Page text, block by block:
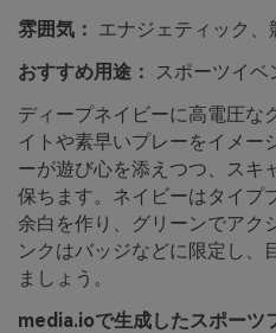
雰囲気： エナジェティック、
おすすめ用途： スポーツイベ
ディープネイビーに高電圧な
イトや素早いプレーをイメー
ーが遊び心を添えつつ、スキ
保ちます。ネイビーはタイプ
余白を作り、グリーンでアク
ンクはバッジなどに限定し、
ましょう。
media.ioで生成したスポーツ